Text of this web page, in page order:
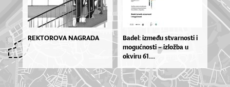
REKTOROVA NAGRADA
Ba­de­l: iz­me­đu stvar­nos­ti i
mo­gu­ćnos­ti – izlož­ba u
okvi­ru 61....